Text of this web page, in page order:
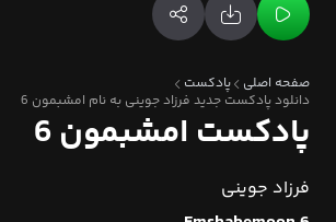
صفحه اصلی
پادکست
دانلود پادکست جدید فرزاد جوینی به نام امشبمون 6
پادکست امشبمون 6
فرزاد جوینی